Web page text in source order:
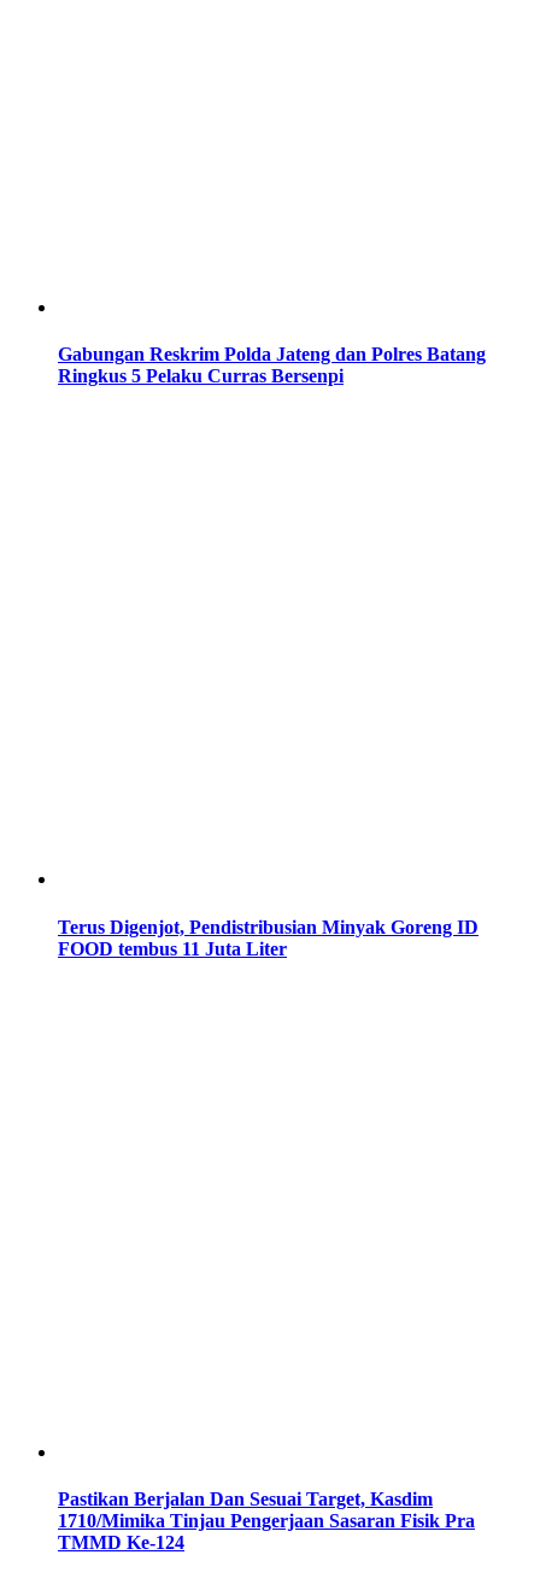
Gabungan Reskrim Polda Jateng dan Polres Batang
Ringkus 5 Pelaku Curras Bersenpi
Terus Digenjot, Pendistribusian Minyak Goreng ID
FOOD tembus 11 Juta Liter
Pastikan Berjalan Dan Sesuai Target, Kasdim
1710/Mimika Tinjau Pengerjaan Sasaran Fisik Pra
TMMD Ke-124